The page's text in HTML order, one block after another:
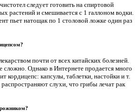
следует готовить на спиртовой
растений и смешивается с 1 галлоном водки.
пьет натощак по 1 столовой ложке один раз
почти от всех китайских болезней.
сложно. Однако в Интернете продается много
кордицепс: капсулы, таблетки, настойки и т.
слухи, что грибы лечат рак